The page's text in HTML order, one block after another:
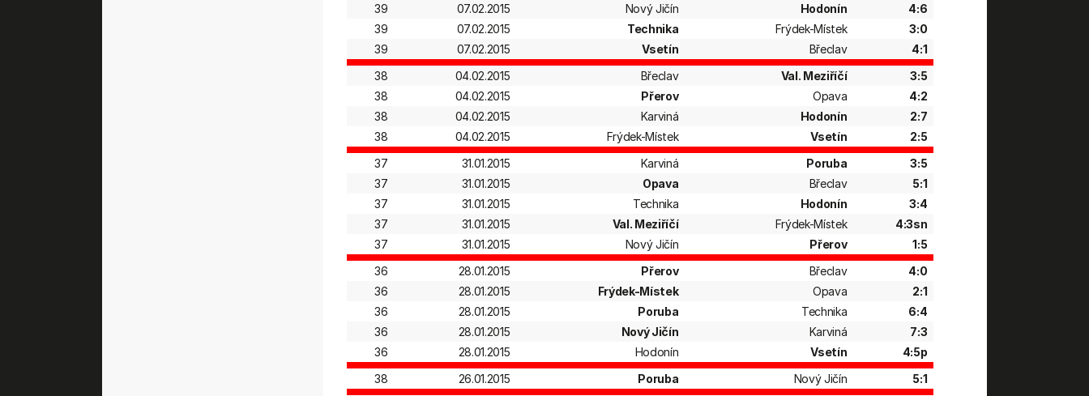
39
07.02.2015 Nový Jičín Hodonín
4:6
39
07.02.2015 Technika Frýdek-Místek
3:0
39
07.02.2015 Vsetín Břeclav
4:1
38
04.02.2015 Břeclav Val. Meziříčí
3:5
38
04.02.2015 Přerov Opava
4:2
38
04.02.2015 Karviná Hodonín
2:7
38
04.02.2015 Frýdek-Místek Vsetín
2:5
37
31.01.2015 Karviná Poruba
3:5
37
31.01.2015 Opava Břeclav
5:1
37
31.01.2015 Technika Hodonín
3:4
37
31.01.2015 Val. Meziříčí Frýdek-Místek
4:3sn
37
31.01.2015 Nový Jičín Přerov
1:5
36
28.01.2015 Přerov Břeclav
4:0
36
28.01.2015 Frýdek-Místek Opava
2:1
36
28.01.2015 Poruba Technika
6:4
36
28.01.2015 Nový Jičín Karviná
7:3
36
28.01.2015 Hodonín Vsetín
4:5p
38
26.01.2015 Poruba Nový Jičín
5:1